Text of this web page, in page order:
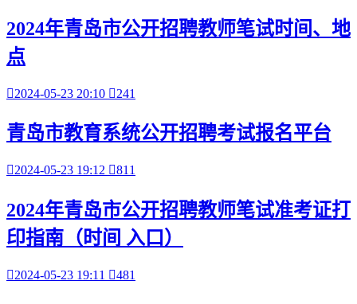
2024年青岛市公开招聘教师笔试时间、地
点
2024-05-23 20:10 241
青岛市教育系统公开招聘考试报名平台
2024-05-23 19:12 811
2024年青岛市公开招聘教师笔试准考证打
印指南（时间 入口）
2024-05-23 19:11 481